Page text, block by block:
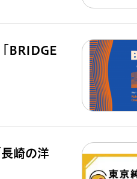
BRIDGE
崎の洋